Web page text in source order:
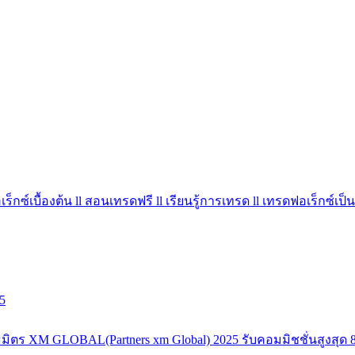
เร็กซ์เบื้องต้น ll สอนเทรดฟรี ll เรียนรู้การเทรด ll เทรดฟอเร็กซ์เป็
XM GLOBAL(Partners xm Global) 2025 รับคอมมิชชั่นสูงสุด